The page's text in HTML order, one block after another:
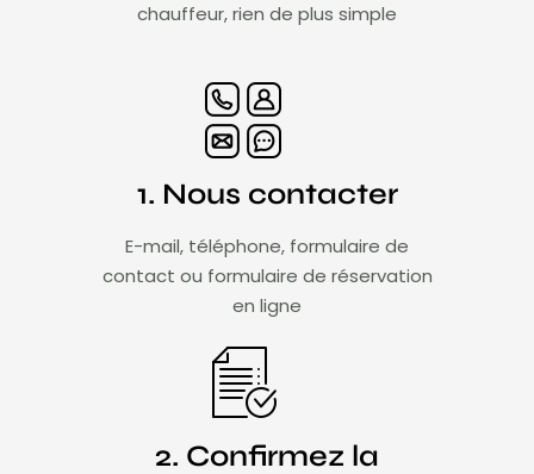
chauffeur, rien de plus simple
1. Nous contacter
E-mail, téléphone, formulaire de
contact ou formulaire de réservation
en ligne
2. Confirmez la